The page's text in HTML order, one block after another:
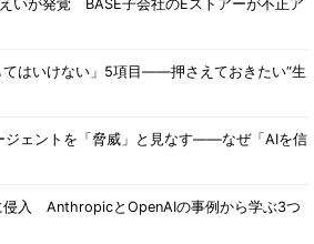
いが発覚 BASE子会社のEストアーが不正ア
てはいけない」5項目――押さえておきたい“生
ジェントを「脅威」と見なす――なぜ「AIを信
侵入 AnthropicとOpenAIの事例から学ぶ3つ